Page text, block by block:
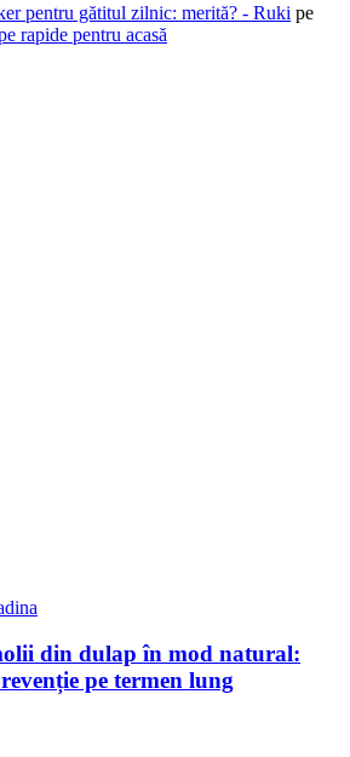
pentru gătitul zilnic: merită? - Ruki pe
rapide pentru acasă
din dulap în mod natural:
pe termen lung